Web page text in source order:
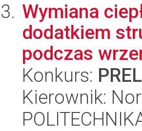
Wymiana
dodatkiem
podczas
Konkurs:
Kierownik: